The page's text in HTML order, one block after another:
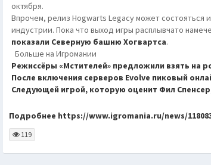
октября.
Впрочем, релиз Hogwarts Legacy может состояться
индустрии. Пока что выход игры расплывчато
показали Северную башню Хогвартса.
Больше на Игромании
Режиссёры «Мстителей» предложили взять на
После включения серверов Evolve пиковый
Следующей игрой, которую оценит Фил
Подробнее https://www.igromania.ru/news/
119